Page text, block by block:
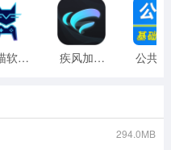
力喵软件最新版 疾风加速器免费版
294.0MB